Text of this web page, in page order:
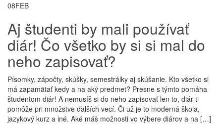
08FEB
Aj študenti by mali používať
diár! Čo všetko by si si mal do
neho zapisovať?
Písomky, zápočty, skúšky, semestrálky aj skúšanie. Kto všetko si
má zapamätať kedy a na aký predmet? Presne s týmto pomáha
študentom diár! A nemusíš si do neho zapisovať len to, diár ti
pomôže pri množstve ďalších vecí. Či už je to moderná škola,
jazykový kurz a iné. Aké máš možnosti vo výbere diárov a na […]